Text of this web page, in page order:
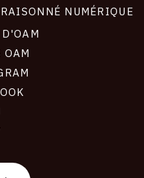
NUMÉRIQUE
OAM